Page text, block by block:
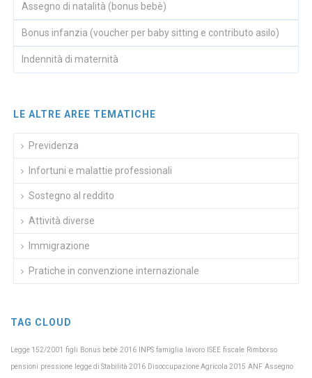
Assegno di natalità (bonus bebè)
Bonus infanzia (voucher per baby sitting e contributo asilo)
Indennità di maternità
LE ALTRE AREE TEMATICHE
Previdenza
Infortuni e malattie professionali
Sostegno al reddito
Attività diverse
Immigrazione
Pratiche in convenzione internazionale
TAG CLOUD
Legge 152/2001 figli Bonus bebè 2016 INPS famiglia lavoro ISEE fiscale Rimborso
pensioni pressione legge di Stabilità 2016 Disoccupazione Agricola 2015 ANF Assegno